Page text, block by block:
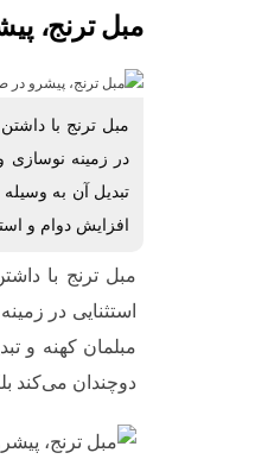
مبل ترنج،
مبل ترنج با
در زمینه نوسازی
تبدیل آن به
افزایش دوام و
مبل ترنج با
استثنایی در
مبلمان کهنه و
دوچندان می‌کند